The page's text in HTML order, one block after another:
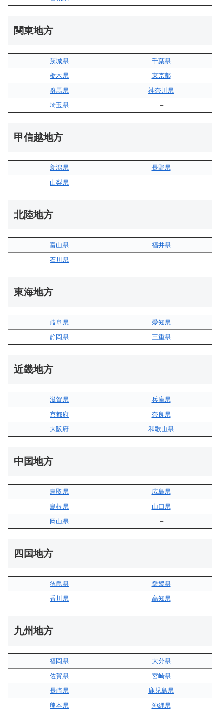
関東地方
茨城県
千葉県
栃木県
東京都
群馬県
神奈川県
埼玉県
–
甲信越地方
新潟県
長野県
山梨県
–
北陸地方
富山県
福井県
石川県
–
東海地方
岐阜県
愛知県
静岡県
三重県
近畿地方
滋賀県
兵庫県
京都府
奈良県
大阪府
和歌山県
中国地方
鳥取県
広島県
島根県
山口県
岡山県
–
四国地方
徳島県
愛媛県
香川県
高知県
九州地方
福岡県
大分県
佐賀県
宮崎県
長崎県
鹿児島県
熊本県
沖縄県